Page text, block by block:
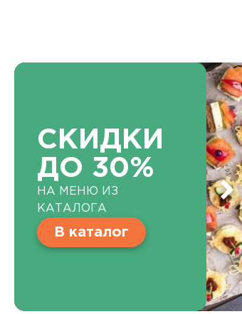
СКИДКИ
ДО 30%
НА МЕНЮ ИЗ
КАТАЛОГА
В каталог